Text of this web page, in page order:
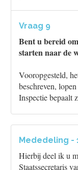
Vraag 9
Bent u bereid
starten naar de
Vooropgesteld,
beschreven,
Inspectie bepaalt
Mededeling -
Hierbij deel ik u
Staatssecretaris